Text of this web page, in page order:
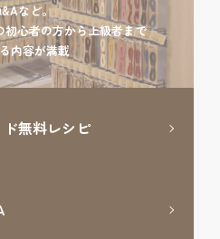
など。
初心者の方から上級者まで
内容が満載
無料レシピ